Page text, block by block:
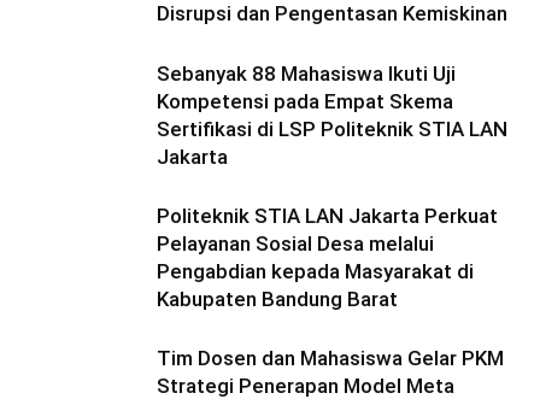
Disrupsi dan Pengentasan Kemiskinan
Sebanyak 88 Mahasiswa Ikuti Uji
Kompetensi pada Empat Skema
Sertifikasi di LSP Politeknik STIA LAN
Jakarta
Politeknik STIA LAN Jakarta Perkuat
Pelayanan Sosial Desa melalui
Pengabdian kepada Masyarakat di
Kabupaten Bandung Barat
Tim Dosen dan Mahasiswa Gelar PKM
Strategi Penerapan Model Meta